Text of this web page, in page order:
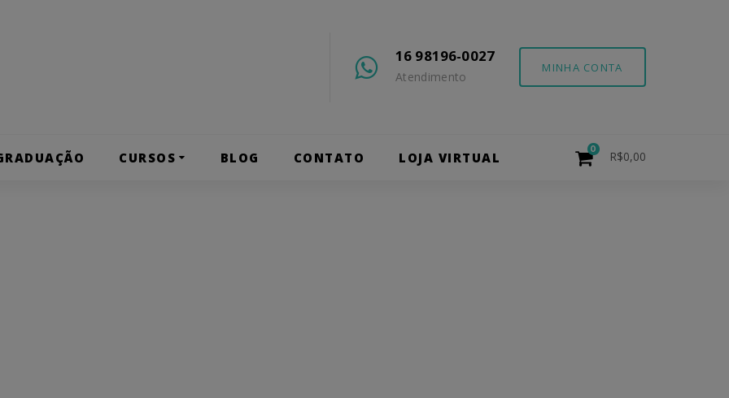
16 98196-0027
Atendimento
MINHA CONTA
CURSOS BLOG CONTATO LOJA VIRTUAL
0 R$0,00